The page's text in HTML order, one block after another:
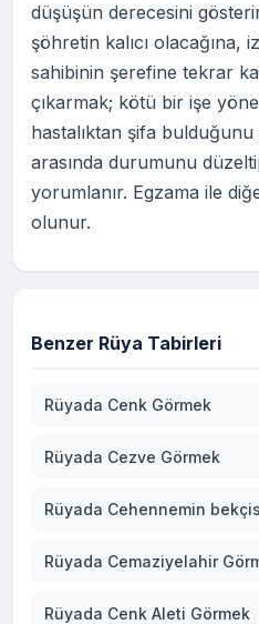
düşüşün derecesini
şöhretin kalıcı olacağına,
sahibinin şerefine tekrar
çıkarmak; kötü bir işe
hastalıktan şifa
arasında durumunu
yorumlanır. Egzama ile
olunur.
Benzer Rüya Tabirleri
Rüyada Cenk Görmek
Rüyada Cezve Görmek
Rüyada Cehennemin
Rüyada Cemaziyelahir
Rüyada Cenk Aleti Görmek